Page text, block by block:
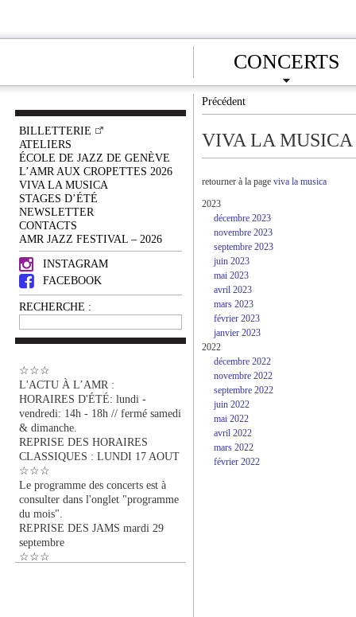
CONCERTS
BILLETTERIE
ATELIERS
ÉCOLE DE JAZZ DE GENÈVE
L’AMR AUX CROPETTES 2026
VIVA LA MUSICA
STAGES D’ÉTÉ
NEWSLETTER
CONTACTS
AMR JAZZ FESTIVAL – 2026
INSTAGRAM
FACEBOOK
RECHERCHE :
☆☆☆
L'ACTU À L’AMR :
HORAIRES D'ÉTÉ: lundi -
vendredi: 14h - 18h // fermé samedi
& dimanche.
REPRISE DES HORAIRES
CLASSIQUES : LUNDI 17 AOUT
☆☆☆
Le programme des concerts est à
consulter dans l'onglet "programme
du mois".
REPRISE DES JAMS mardi 29
septembre
☆☆☆
Précédent
VIVA LA MUSICA
retourner à la page viva la musica
2023
décembre 2023
novembre 2023
septembre 2023
juin 2023
mai 2023
avril 2023
mars 2023
février 2023
janvier 2023
2022
décembre 2022
novembre 2022
septembre 2022
juin 2022
mai 2022
avril 2022
mars 2022
février 2022